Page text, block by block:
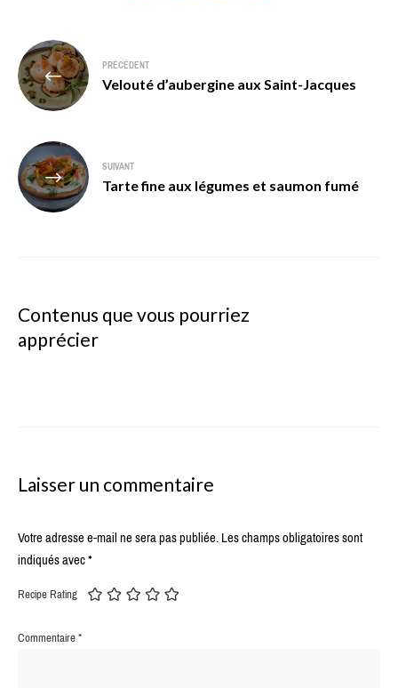
Navigation
de
l’article
PRÉCÉDENT
Velouté d’aubergine aux Saint-Jacques
SUIVANT
Tarte fine aux légumes et saumon fumé
Contenus que vous pourriez
apprécier
Laisser un commentaire
Votre adresse e-mail ne sera pas publiée.Les champs obligatoires sont
indiqués avec*
Recipe Rating
Commentaire*